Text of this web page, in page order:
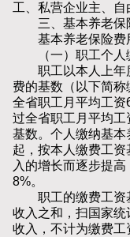
工、私营企业主、自
三、基本养老保
基本养老保险费用
（一）职工个人
职工以本人上年
费的基数（以下简
全省职工月平均工
过全省职工月平均
基数。个人缴纳基本
起，按本人缴费工
入的增长而逐步提
8%。
职工的缴费工资
收入之和，扫国家
收入，不计为缴费工